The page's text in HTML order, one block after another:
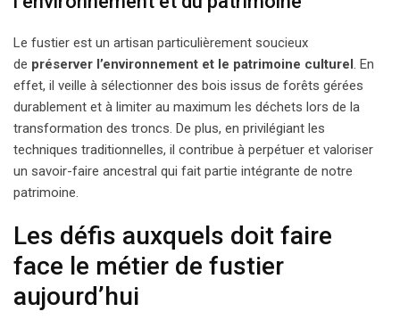
Le fustier est un artisan particulièrement soucieux
de préserver l’environnement et le patrimoine culturel. En
effet, il veille à sélectionner des bois issus de forêts gérées
durablement et à limiter au maximum les déchets lors de la
transformation des troncs. De plus, en privilégiant les
techniques traditionnelles, il contribue à perpétuer et valoriser
un savoir-faire ancestral qui fait partie intégrante de notre
patrimoine.
Les défis auxquels doit faire
face le métier de fustier
aujourd’hui